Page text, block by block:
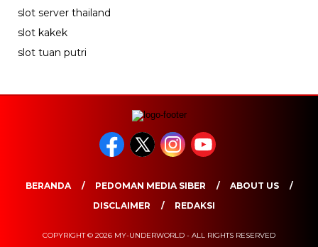
slot server thailand
slot kakek
slot tuan putri
BERANDA PEDOMAN MEDIA SIBER
ABOUT US
DISCLAIMER
REDAKSI
COPYRIGHT © 2026 MY-UNDERWORLD - ALL RIGHTS RESERVED